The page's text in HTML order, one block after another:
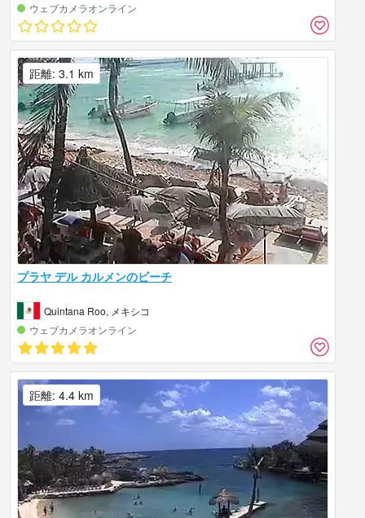
ウェブカメラオンライン
プラヤ デル カルメンのビーチ
Quintana Roo, メキシコ
ウェブカメラオンライン
距離: 3.1 km
距離: 4.4 km